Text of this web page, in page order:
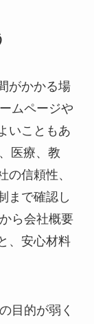
がかかる場
ムページや
いこともあ
医療、教
の信頼性、
まで確認し
ら会社概要
、安心材料
目的が弱く